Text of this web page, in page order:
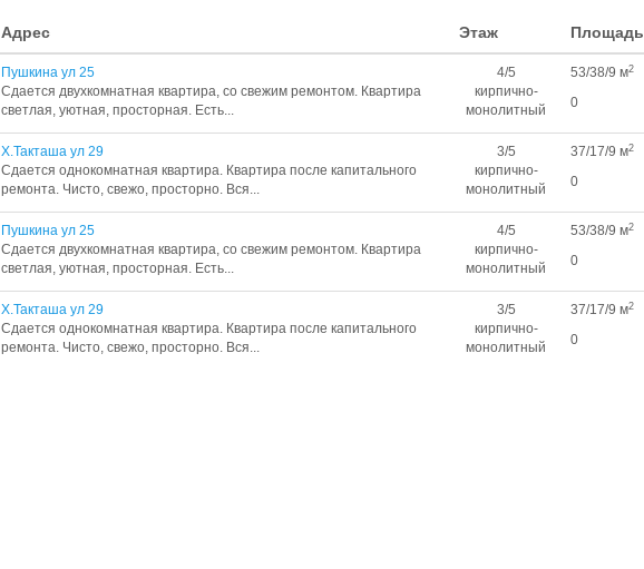
Адрес Этаж Площадь
Пушкина ул 25
Сдается двухкомнатная квартира, со свежим ремонтом. Квартира
светлая, уютная, просторная. Есть...
4/5
кирпично-
монолитный
53/38/9 м2
0
Х.Такташа ул 29
Сдается однокомнатная квартира. Квартира после капитального
ремонта. Чисто, свежо, просторно. Вся...
3/5
кирпично-
монолитный
37/17/9 м2
0
Пушкина ул 25
Сдается двухкомнатная квартира, со свежим ремонтом. Квартира
светлая, уютная, просторная. Есть...
4/5
кирпично-
монолитный
53/38/9 м2
0
Х.Такташа ул 29
Сдается однокомнатная квартира. Квартира после капитального
ремонта. Чисто, свежо, просторно. Вся...
3/5
кирпично-
монолитный
37/17/9 м2
0